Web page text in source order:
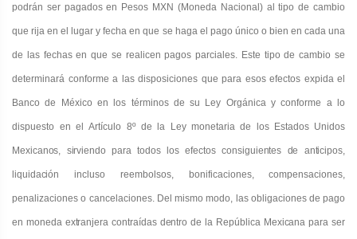
podrán ser pagados en Pesos MXN (Moneda Nacional) al tipo de cambio
que rija en el lugar y fecha en que se haga el pago único o bien en cada una
de las fechas en que se realicen pagos parciales. Este tipo de cambio se
determinará conforme a las disposiciones que para esos efectos expida el
Banco de México en los términos de su Ley Orgánica y conforme a lo
dispuesto en el Artículo 8º de la Ley monetaria de los Estados Unidos
Mexicanos, sirviendo para todos los efectos consiguientes de anticipos,
liquidación incluso reembolsos, bonificaciones, compensaciones,
penalizaciones o cancelaciones. Del mismo modo, las obligacionesde pago
en moneda extranjera contraídas dentro de la República Mexicana para ser